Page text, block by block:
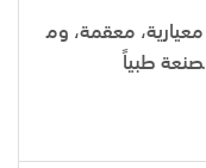
معيارية، معقمة، وم
صنعة طبياً